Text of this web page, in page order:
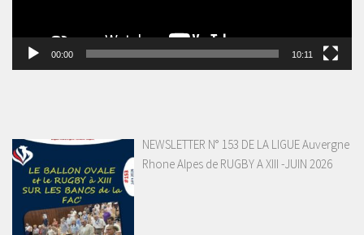
00:00 10:11
NEWSLETTER N° 153 DE LA LIGUE Auvergne
Rhone Alpes de RUGBY A XIII -JUIN 2026